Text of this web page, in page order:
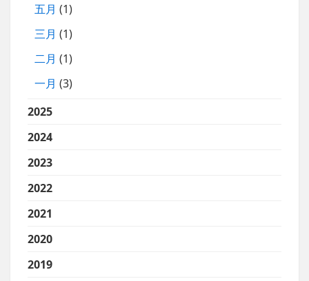
五月 (1)
三月 (1)
二月 (1)
一月 (3)
2025
2024
2023
2022
2021
2020
2019